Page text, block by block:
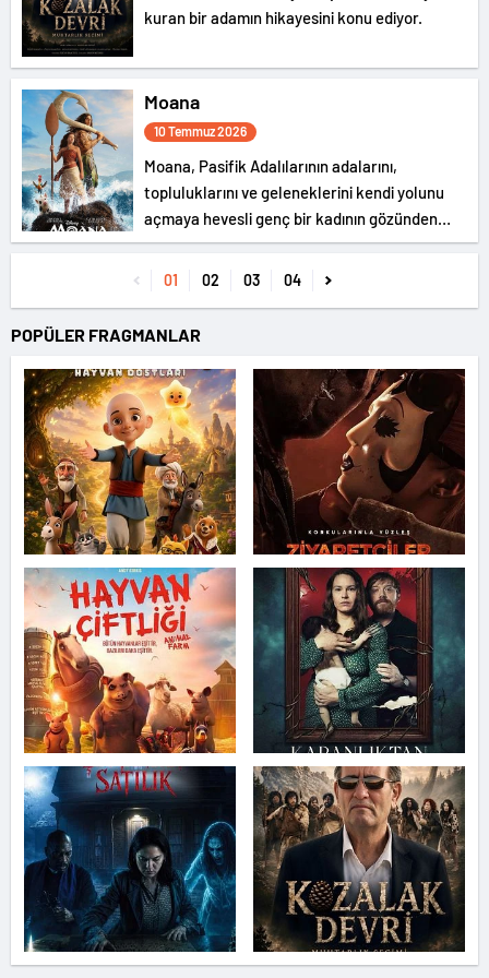
kuran bir adamın hikayesini konu ediyor.
Moana
10 Temmuz 2026
Moana, Pasifik Adalılarının adalarını,
topluluklarını ve geleneklerini kendi yolunu
açmaya hevesli genç bir kadının gözünden
anlatıyor.
01 02 03 04
POPÜLER FRAGMANLAR